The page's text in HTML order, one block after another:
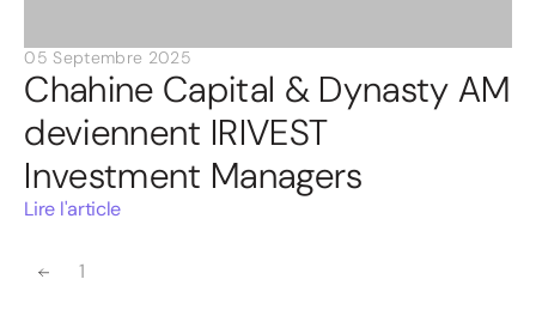
05 Septembre 2025
Chahine Capital & Dynasty AM
deviennent IRIVEST
Investment Managers
Lire l'article
1